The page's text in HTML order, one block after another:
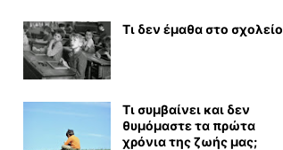
Τι δεν έμαθα στο σχολείο
Τι συμβαίνει και δεν
θυμόμαστε τα πρώτα
χρόνια της ζωής μας;